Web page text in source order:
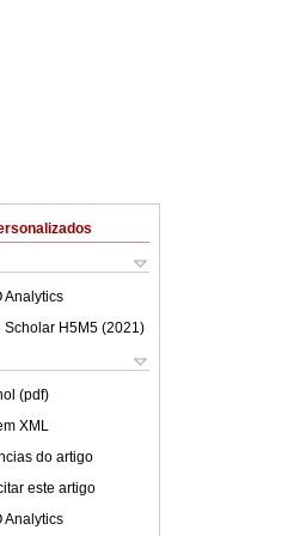
Analytics
Scholar H5M5 (2021 )
(pdf)
XML
do artigo
este artigo
Analytics